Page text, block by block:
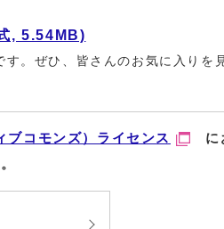
, 5.54MB)
。ぜひ、皆さんのお気に入りを
ブコモンズ）ライセンス に